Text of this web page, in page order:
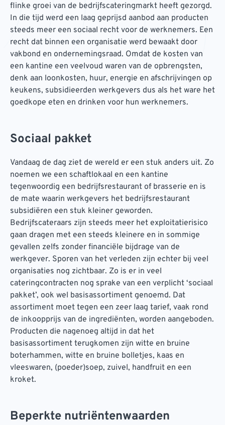
flinke groei van de bedrijfscateringmarkt heeft gezorgd.
In die tijd werd een laag geprijsd aanbod aan producten
steeds meer een sociaal recht voor de werknemers. Een
recht dat binnen een organisatie werd bewaakt door
vakbond en ondernemingsraad. Omdat de kosten van
een kantine een veelvoud waren van de opbrengsten,
denk aan loonkosten, huur, energie en afschrijvingen op
keukens, subsidieerden werkgevers dus als het ware het
goedkope eten en drinken voor hun werknemers.
Sociaal pakket
Vandaag de dag ziet de wereld er een stuk anders uit. Zo
noemen we een schaftlokaal en een kantine
tegenwoordig een bedrijfsrestaurant of brasserie en is
de mate waarin werkgevers het bedrijfsrestaurant
subsidiëren een stuk kleiner geworden.
Bedrijfscateraars zijn steeds meer het exploitatierisico
gaan dragen met een steeds kleinere en in sommige
gevallen zelfs zonder financiële bijdrage van de
werkgever. Sporen van het verleden zijn echter bij veel
organisaties nog zichtbaar. Zo is er in veel
cateringcontracten nog sprake van een verplicht ‘sociaal
pakket’, ook wel basisassortiment genoemd. Dat
assortiment moet tegen een zeer laag tarief, vaak rond
de inkoopprijs van de ingrediënten, worden aangeboden.
Producten die nagenoeg altijd in dat het
basisassortiment terugkomen zijn witte en bruine
boterhammen, witte en bruine bolletjes, kaas en
vleeswaren, (poeder)soep, zuivel, handfruit en een
kroket.
Beperkte nutriëntenwaarden